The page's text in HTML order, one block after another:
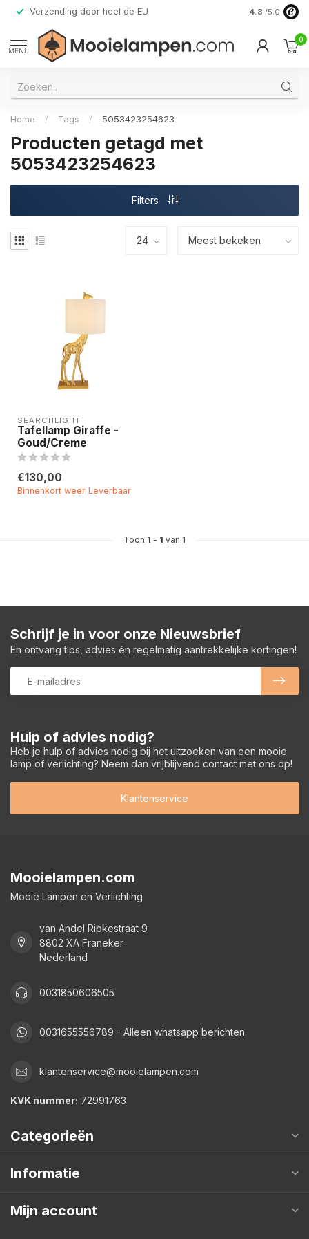
Verzending door heel de EU Alleen
4.8 /5.0
MENU
0
Home / Tags / 5053423254623
Producten getagd met
5053423254623
Filters
SEARCHLIGHT
Tafellamp Giraffe -
Goud/Creme
€130,00
Binnenkort weer Leverbaar
Toon 1 - 1 van 1
Hulp of advies nodig?
Heb je hulp of advies nodig bij het uitzoeken van een mooie
lamp of verlichting? Neem dan vrijblijvend contact met ons op!
Klantenservice
Schrijf je in voor onze Nieuwsbrief
En ontvang tips, advies én regelmatig aantrekkelijke kortingen!
Mooielampen.com
Mooie Lampen en Verlichting
van Andel Ripkestraat 9
8802 XA Franeker
Nederland
0031850606505
0031655556789 - Alleen whatsapp berichten
klantenservice@mooielampen.com
KVK nummer: 72991763
Categorieën
Informatie
Mijn account